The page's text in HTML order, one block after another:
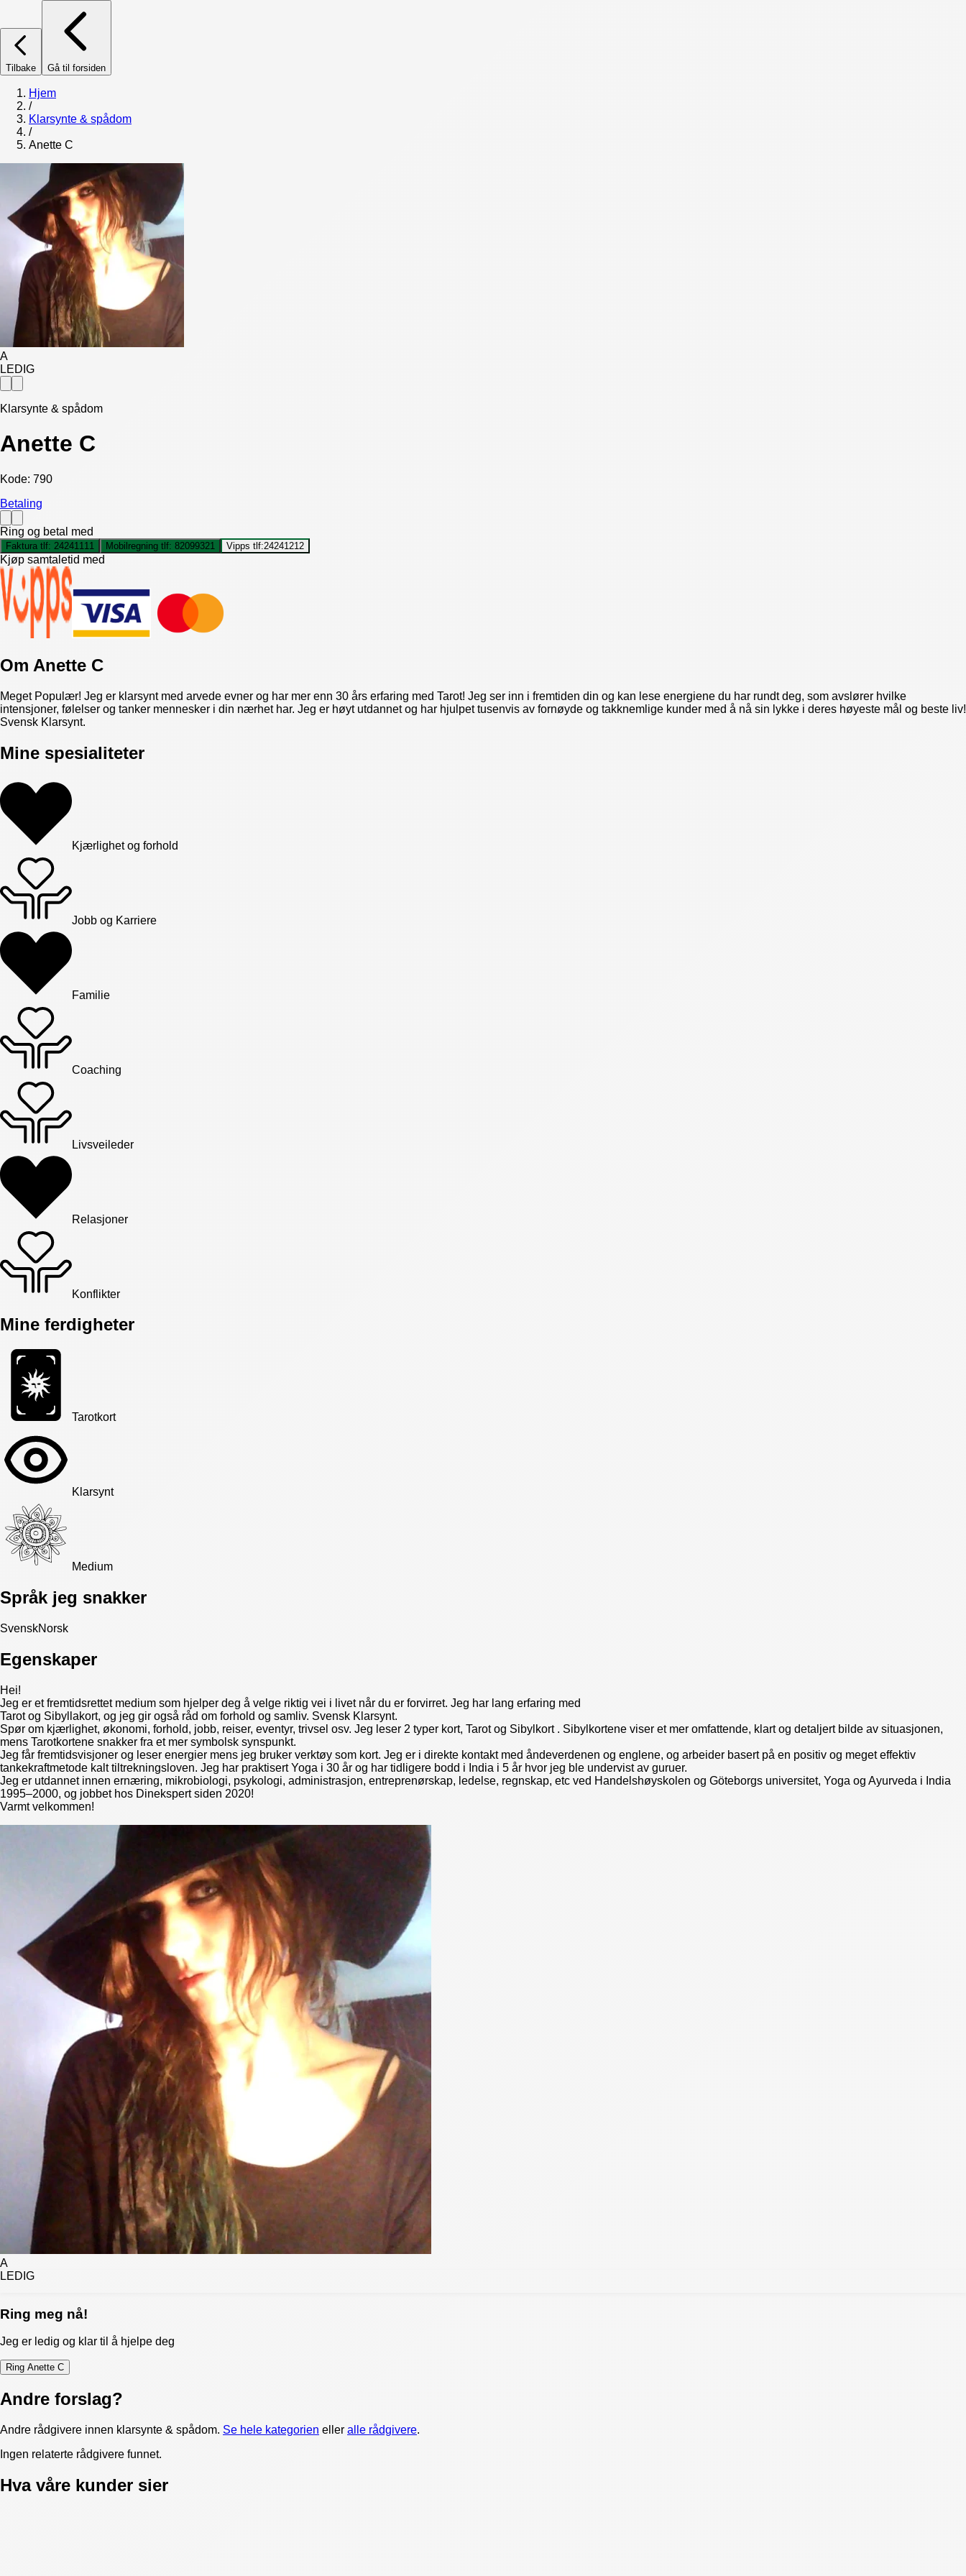
Tilbake Gå til forsiden
Hjem
/
Klarsynte & spådom
/
Anette C
A
LEDIG
Klarsynte & spådom
Anette C
Kode: 790
Betaling
Ring og betal med
Faktura tlf: 24241111 Mobilregning tlf: 82099321 Vipps tlf:24241212
Kjøp samtaletid med
Om Anette C
Meget Populær! Jeg er klarsynt med arvede evner og har mer enn 30 års erfaring med Tarot! Jeg ser inn i fremtiden din og kan lese energiene du har rundt deg, som avslører hvilke
intensjoner, følelser og tanker mennesker i din nærhet har. Jeg er høyt utdannet og har hjulpet tusenvis av fornøyde og takknemlige kunder med å nå sin lykke i deres høyeste mål og beste liv!
Svensk Klarsynt.
Mine spesialiteter
Kjærlighet og forhold
Jobb og Karriere
Familie
Coaching
Livsveileder
Relasjoner
Konflikter
Mine ferdigheter
Tarotkort
Klarsynt
Medium
Språk jeg snakker
SvenskNorsk
Egenskaper
Hei!
Jeg er et fremtidsrettet medium som hjelper deg å velge riktig vei i livet når du er forvirret. Jeg har lang erfaring med
Tarot og Sibyllakort, og jeg gir også råd om forhold og samliv. Svensk Klarsynt.
Spør om kjærlighet, økonomi, forhold, jobb, reiser, eventyr, trivsel osv. Jeg leser 2 typer kort, Tarot og Sibylkort . Sibylkortene viser et mer omfattende, klart og detaljert bilde av situasjonen,
mens Tarotkortene snakker fra et mer symbolsk synspunkt.
Jeg får fremtidsvisjoner og leser energier mens jeg bruker verktøy som kort. Jeg er i direkte kontakt med åndeverdenen og englene, og arbeider basert på en positiv og meget effektiv
tankekraftmetode kalt tiltrekningsloven. Jeg har praktisert Yoga i 30 år og har tidligere bodd i India i 5 år hvor jeg ble undervist av guruer.
Jeg er utdannet innen ernæring, mikrobiologi, psykologi, administrasjon, entreprenørskap, ledelse, regnskap, etc ved Handelshøyskolen og Göteborgs universitet, Yoga og Ayurveda i India
1995–2000, og jobbet hos Dinekspert siden 2020!
Varmt velkommen!
A
LEDIG
Ring meg nå!
Jeg er ledig og klar til å hjelpe deg
Ring Anette C
Andre forslag?
Andre rådgivere innen klarsynte & spådom. Se hele kategorien eller alle rådgivere.
Ingen relaterte rådgivere funnet.
Hva våre kunder sier